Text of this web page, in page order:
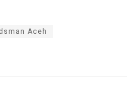
Aceh